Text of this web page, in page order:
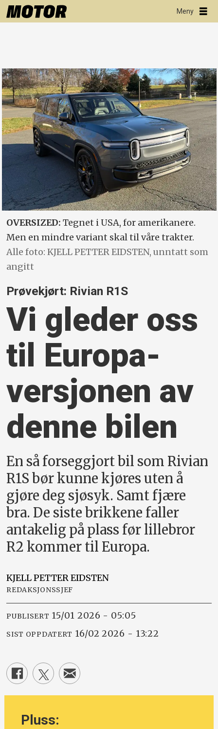
OVERSIZED: Tegnet i USA, for amerikanere.
Men en mindre variant skal til våre trakter.
Alle foto: KJELL PETTER EIDSTEN, unntatt som
angitt
Prøvekjørt: Rivian R1S
Vi gleder oss
til Europa-
versjonen av
denne bilen
En så forseggjort bil som Rivian
R1S bør kunne kjøres uten å
gjøre deg sjøsyk. Samt fjære
bra. De siste brikkene faller
antakelig på plass før lillebror
R2 kommer til Europa.
KJELL PETTEREIDSTEN
REDAKSJONSSJEF
PUBLISERT 15/01 2026 - 05:05
SIST OPPDATERT 16/02 2026 - 13:22
Pluss: